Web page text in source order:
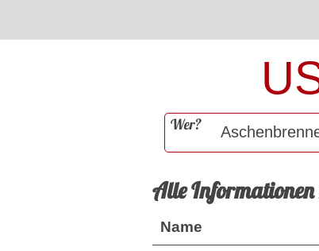
Wer?
Alle Informationen
Name